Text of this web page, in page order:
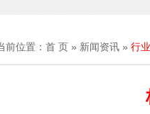
前位置： 首 页 » 新闻资讯 » 行